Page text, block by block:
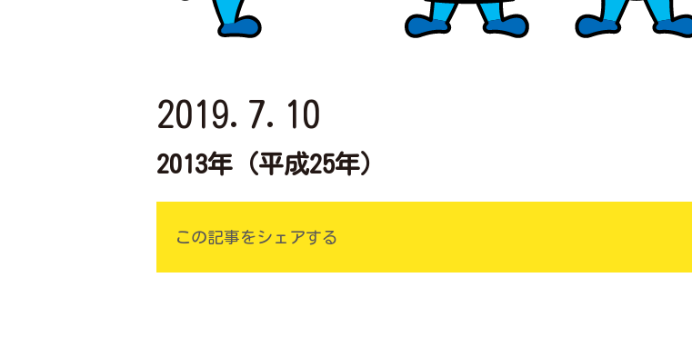
2019.7.10
2013年（平成25年）
この記事をシェアする